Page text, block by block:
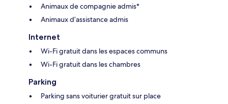
Animaux de compagnie admis*
Animaux d’assistance admis
Internet
Wi-Fi gratuit dans les espaces communs
Wi-Fi gratuit dans les chambres
Parking
Parking sans voiturier gratuit sur place